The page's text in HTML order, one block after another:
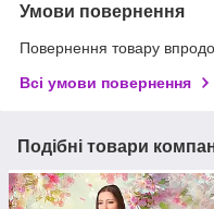
Умови повернення
Повернення товару
Всі умови повернення
Подібні товари